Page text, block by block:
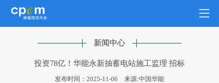
新闻中心
投资78亿！华能永新抽蓄电站施工监理 招标
发布时间：2025-11-06 来源:中国华能